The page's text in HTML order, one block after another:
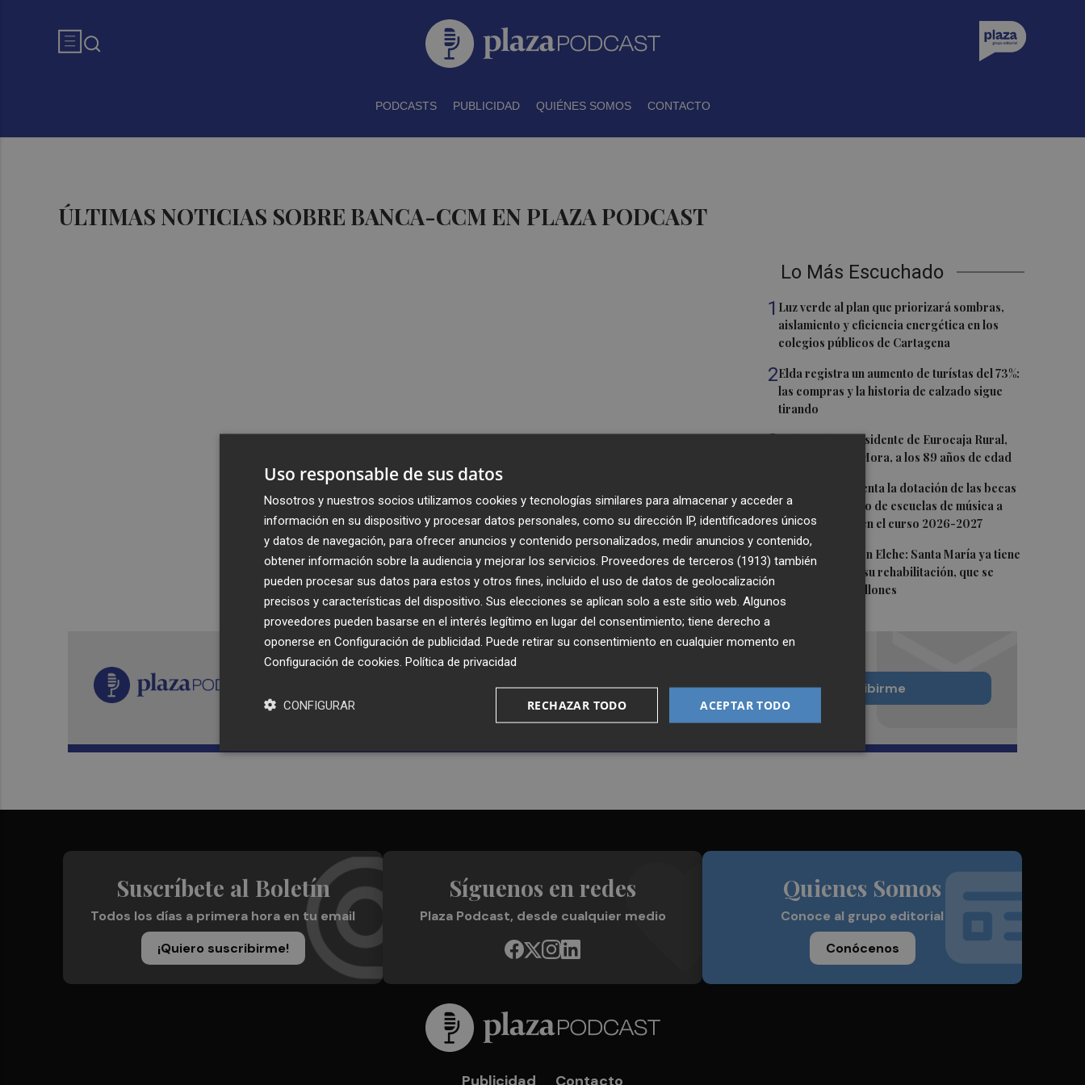
PODCASTS PUBLICIDAD QUIÉNES SOMOS CONTACTO
ÚLTIMAS NOTICIAS SOBRE BANCA-CCM EN PLAZA PODCAST
Lo Más Escuchado
1 Luz verde al plan que priorizará sombras,
aislamiento y eficiencia energética en los
colegios públicos de Cartagena
2Elda registra un aumento de turístas del 73%:
las compras y la historia de calzado sigue
tirando
3Fallece el expresidente de Eurocaja Rural,
Andrés Gómez Mora, a los 89 años de edad
CaixaBank aumenta la dotación de las becas
para el alumnado de escuelas de música a
275.000 euros en el curso 2026-2027
5 Fumata blanca en Elche: Santa María ya tiene
fundación para su rehabilitación, que se
eleva a los 10 millones
Recibe toda la actualidad de
Plaza Podcast en tu correo
Quiero suscribirme
Suscríbete al Boletín
Todos los días a primera hora en tu email
¡Quiero suscribirme!
Síguenos en redes
Plaza Podcast, desde cualquier medio
Quienes Somos
Conoce al grupo editorial
Conócenos
Publicidad Contacto
Uso responsable de sus datos
Nosotros y nuestros socios utilizamos cookies y tecnologías similares para almacenar y acceder a
información en su dispositivo y procesar datos personales, como su dirección IP, identificadores únicos
y datos de navegación, para ofrecer anuncios y contenido personalizados, medir anuncios y contenido,
obtener información sobre la audiencia y mejorar los servicios. Proveedores de terceros (1913) también
pueden procesar sus datos para estos y otros fines, incluido el uso de datos de geolocalización
precisos y características del dispositivo. Sus elecciones se aplican solo a este sitio web. Algunos
proveedores pueden basarse en el interés legítimo en lugar del consentimiento; tiene derecho a
oponerse en Configuración de publicidad . Puede retirar su consentimiento en cualquier momento en
Configuración de cookies Política de privacidad
ACEPTAR TODO
RECHAZAR TODO
CONFIGURAR